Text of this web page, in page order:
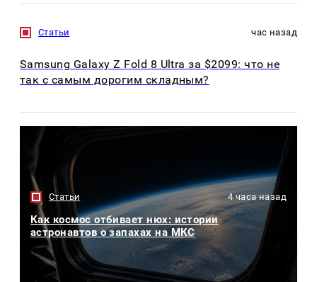
Статьи час назад
Samsung Galaxy Z Fold 8 Ultra за $2099: что не
так с самым дорогим складным?
Статьи 4 часа назад
Как космос отбивает нюх: истории
астронавтов о запахах на МКС